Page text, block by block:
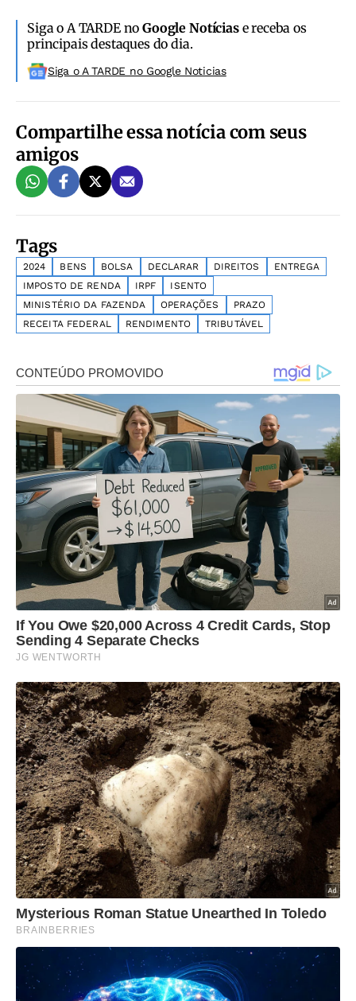
Siga o A TARDE noGoogle Notíciase receba os
principais destaques do dia.
Siga o A TARDE no Google Noticias
Compartilhe essa notícia com seus
amigos
Tags
2024 BENS BOLSA DECLARAR DIREITOS
ENTREGA
IMPOSTO DE RENDA
IRPF
ISENTO
MINISTÉRIO DA FAZENDA
OPERAÇÕES
PRAZO
RECEITA FEDERAL
RENDIMENTO TRIBUTÁVEL